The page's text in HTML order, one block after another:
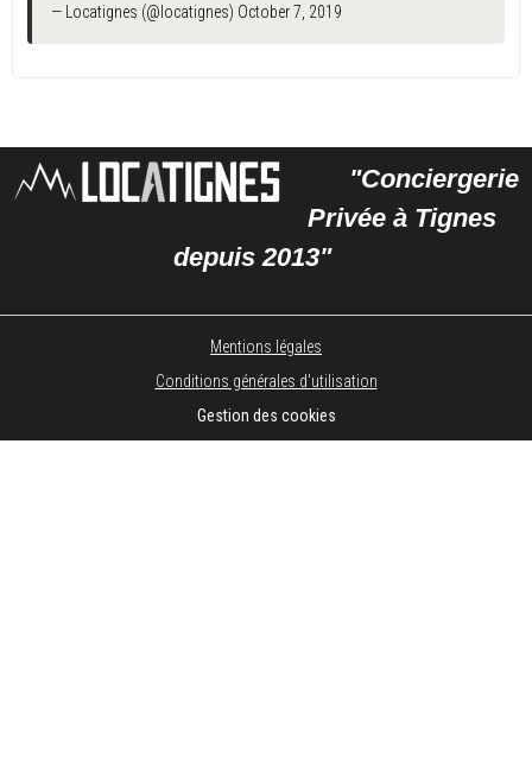
— Locatignes (@locatignes) October 7, 2019
"Conciergerie
Privée à Tignes
depuis 2013"
Mentions légales
Conditions générales d'utilisation
Gestion des cookies